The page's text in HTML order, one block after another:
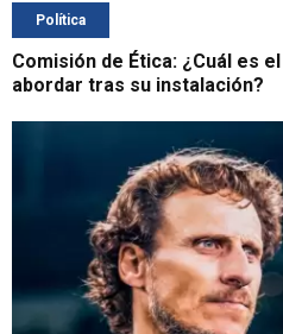
Política
Comisión de Ética: ¿Cuál es
abordar tras su instalación?